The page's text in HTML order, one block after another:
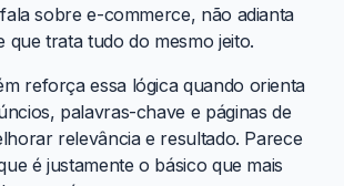
sobre e-commerce, não adianta
que trata tudo do mesmo jeito.
reforça essa lógica quando orienta
palavras-chave e páginas de
relevância e resultado. Parece
é justamente o básico que mais